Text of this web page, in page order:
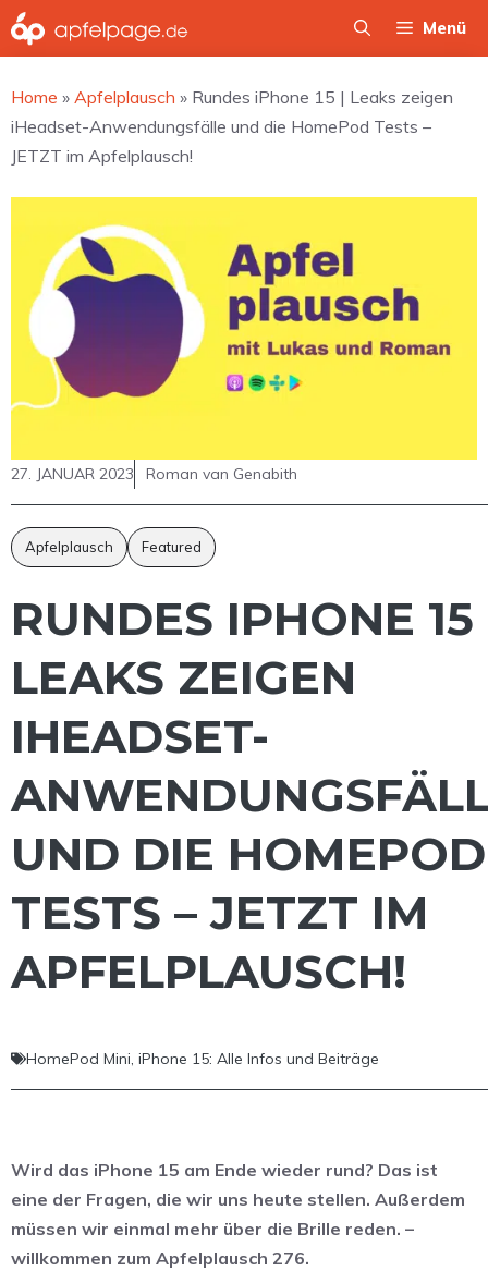
Zum
Inhalt
Menü
Home » Apfelplausch » Rundes iPhone 15 | Leaks zeigen
iHeadset-Anwendungsfälle und die HomePod Tests –
JETZT im Apfelplausch!
27. JANUAR 2023 Roman van Genabith
Apfelplausch Featured
RUNDES IPHONE 15
LEAKS ZEIGEN
IHEADSET-
UND DIE HOMEPOD
TESTS – JETZT IM
APFELPLAUSCH!
HomePod Mini, iPhone 15: Alle Infos und Beiträge
Wird das iPhone 15 am Ende wieder rund? Das ist
eine der Fragen, die wir uns heute stellen. Außerdem
müssen wir einmal mehr über die Brille reden. –
willkommen zum Apfelplausch 276.